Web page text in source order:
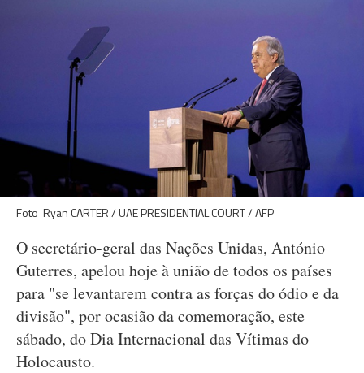
Foto Ryan CARTER / UAE PRESIDENTIAL COURT / AFP
O secretário-geral das Nações Unidas, António
Guterres, apelou hoje à união de todos os países
para "se levantarem contra as forças do ódio e da
divisão", por ocasião da comemoração, este
sábado, do Dia Internacional das Vítimas do
Holocausto.